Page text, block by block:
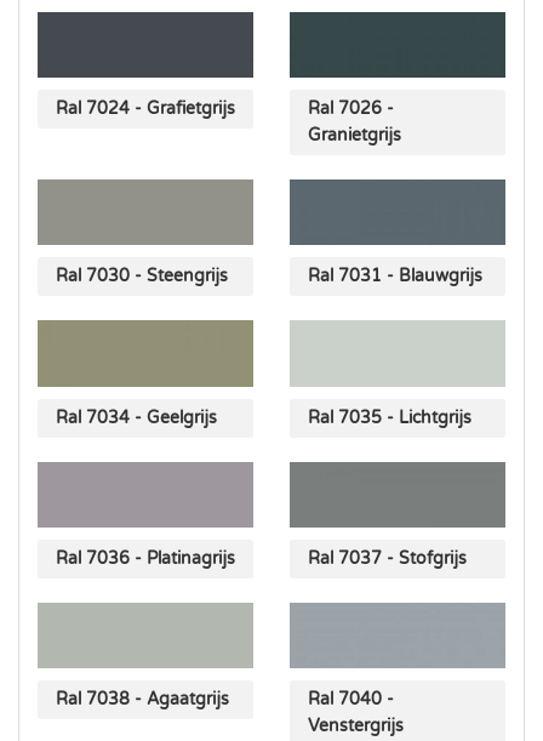
Ral 7024 - Grafietgrijs
Ral 7026 -
Granietgrijs
Ral 7030 - Steengrijs Ral 7031 - Blauwgrijs
Ral 7034 - Geelgrijs Ral 7035 - Lichtgrijs
Ral 7036 - Platinagrijs Ral 7037 - Stofgrijs
Ral 7038 - Agaatgrijs
Ral 7040 -
Venstergrijs